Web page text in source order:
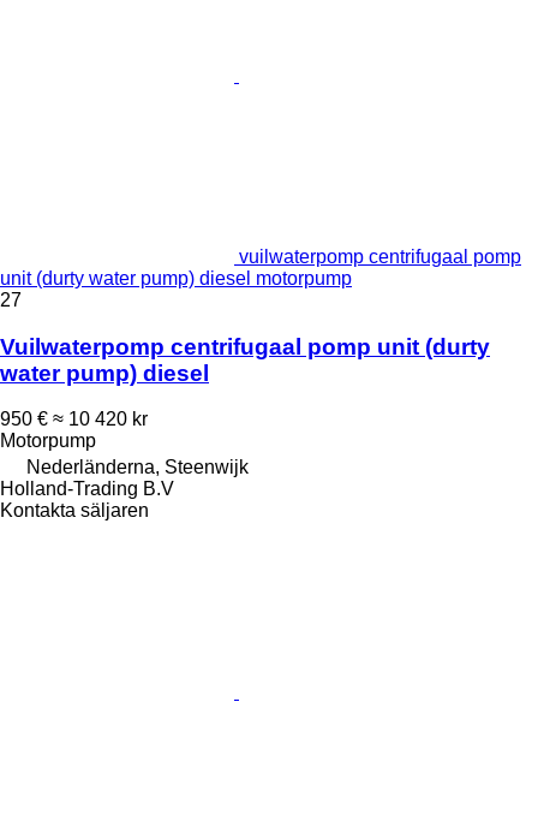
vuilwaterpomp centrifugaal pomp
unit (durty water pump) diesel motorpump
27
Vuilwaterpomp centrifugaal pomp unit (durty
water pump) diesel
950 € ≈ 10 420 kr
Motorpump
Nederländerna, Steenwijk
Holland-Trading B.V
Kontakta säljaren